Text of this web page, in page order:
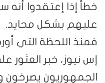
خطأ إذا إعتقدوا أنه
عليهم بشكل محايد.
فمنذ اللحظة التي
إس نيوز، خبر العثور
الجمهوريون يصرخون